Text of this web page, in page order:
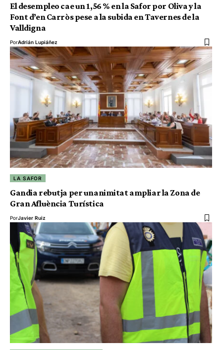
El desempleo cae un 1,56 % en la Safor por Oliva y la
Font d’en Carròs pese a la subida en Tavernes de la
Valldigna
PorAdrián Lupiáñez
LA SAFOR
Gandia rebutja per unanimitat ampliar la Zona de
Gran Afluència Turística
PorJavier Ruiz